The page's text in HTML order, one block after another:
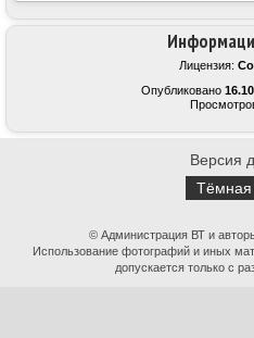
Лицензия:
Опубликовано
Версия
Тёмная
© Администрация ВТ и
Использование фотографий и иных
допускается только с